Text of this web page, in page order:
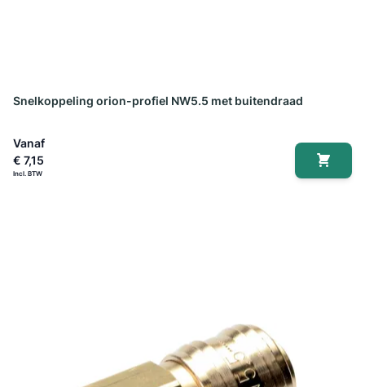
Snelkoppeling orion-profiel NW5.5 met buitendraad
Vanaf
€ 7,15